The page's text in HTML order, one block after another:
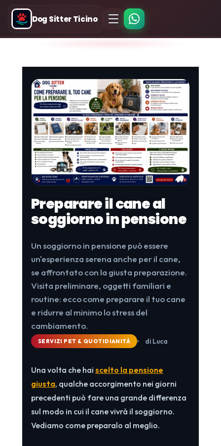
Dog Sitter Ticino
Preparare il cane al
soggiorno in pensione
Un soggiorno in pensione può essere
un'esperienza serena anche per il cane,
se affrontato con la giusta preparazione.
Visita preliminare, oggetti familiari e
routine: ecco come preparare il tuo cane
e ridurre al minimo lo stress del
cambiamento.
SERVIZI PET & QUOTIDIANITÀ di Luca
Una volta che hai scelto la pensione
giusta, qualche accorgimento nei giorni
precedenti può fare una grande differenza
sul modo in cui il cane vivrà il soggiorno.
Vediamo come preparalo al meglio.